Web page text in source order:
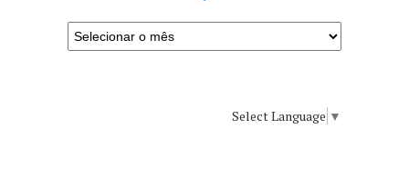
Select Language ▼